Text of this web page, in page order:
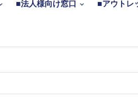
■法人様向け窓口 ■アウトレ